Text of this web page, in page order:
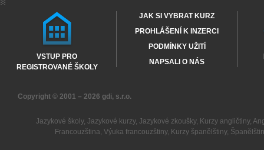
VSTUP PRO
REGISTROVANÉ ŠKOLY
JAK SI VYBRAT KURZ
PROHLÁŠENÍ K INZERCI
PODMÍNKY UŽITÍ
NAPSALI O NÁS
Copyright © 2001 – 2026 gdi, s.r.o.
Jazykové školy, Jazykové kurzy, Jazykové zkoušky, Kurzy angličtiny,
Francouzština,Výuka francouzštiny, Kurzy španělštiny,